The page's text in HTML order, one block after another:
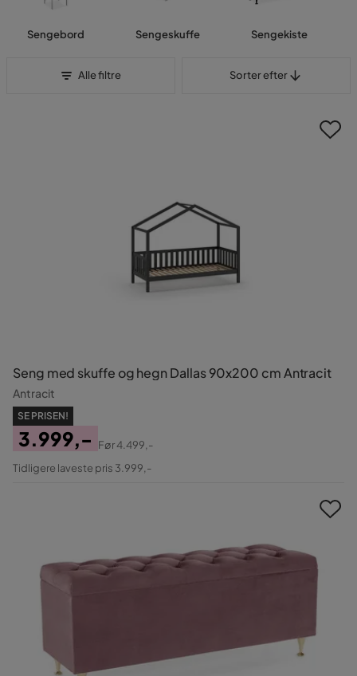
Sengebord Sengeskuffe Sengekiste
Alle filtre Sorter efter
Seng med skuffe og hegn Dallas 90x200 cm Antracit
Antracit
SE PRISEN!
Pris
3.999,-
Original
Før4.499,-
Tidligere laveste pris 3.999,-